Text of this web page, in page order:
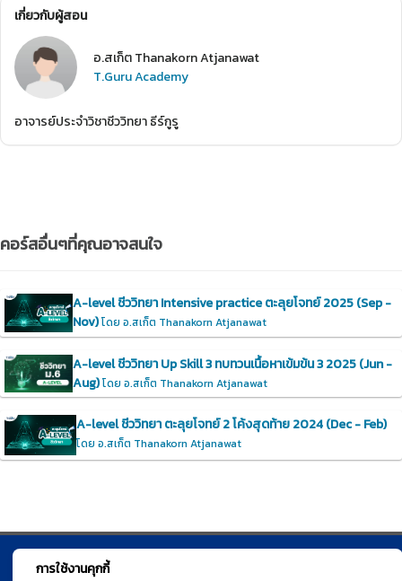
เกี่ยวกับผู้สอน
อ.สเก็ต Thanakorn Atjanawat
T.Guru Academy
อาจารย์ประจำวิชาชีววิทยา ธีร์กูรู
คอร์สอื่นๆที่คุณอาจสนใจ
A-level ชีววิทยา Intensive practice ตะลุยโจทย์ 2025 (Sep -
Nov)โดย อ.สเก็ต Thanakorn Atjanawat
A-level ชีววิทยา Up Skill 3 ทบทวนเนื้อหาเข้มข้น 3 2025 (Jun -
Aug)โดย อ.สเก็ต Thanakorn Atjanawat
A-level ชีววิทยา ตะลุยโจทย์ 2 โค้งสุดท้าย 2024 (Dec - Feb)
โดย อ.สเก็ต Thanakorn Atjanawat
การใช้งานคุกกี้
© TGURU.online 2026 All right reserved. v1.0 Powered by Course